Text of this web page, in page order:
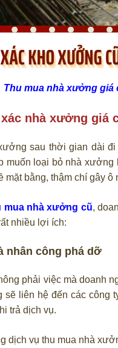
Thu mua nhà xưởng giá
nhà xưởng giá
sau thời gian dài đi
muốn loại bỏ nhà
mặt bằng, thậm chí gây
mua nhà xưởng cũ,
nhiều lợi ích:
nhân công phá dỡ
phải việc mà doanh
liên hệ đến các công
trả dịch vụ.
dịch vụ thu mua nhà